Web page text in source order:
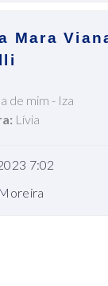
Mara
de mim - Iza
Lívia
7:02